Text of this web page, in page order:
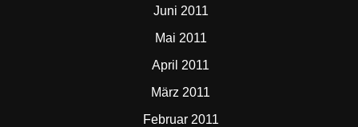
Juni 2011
Mai 2011
April 2011
März 2011
Februar 2011